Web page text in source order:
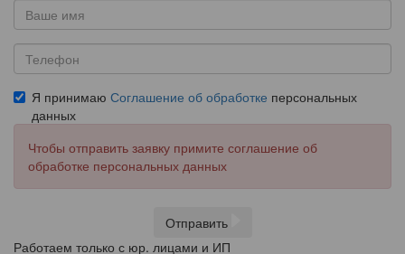
Я принимаю Соглашение об обработке персональных
данных
Чтобы отправить заявку примите соглашение об
обработке персональных данных
Отправить
Работаем только с юр. лицами и ИП